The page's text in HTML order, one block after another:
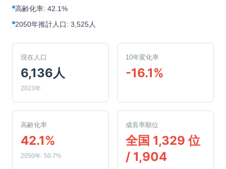
高齢化率: 42.1%
2050年推計人口: 3,525人
現在人口
6,136人
2023年
10年変化率
-16.1%
高齢化率
42.1%
2050年: 50.7%
成長率順位
全国 1,329 位
/ 1,904